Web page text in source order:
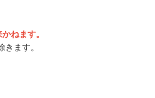
ねます。
ます。